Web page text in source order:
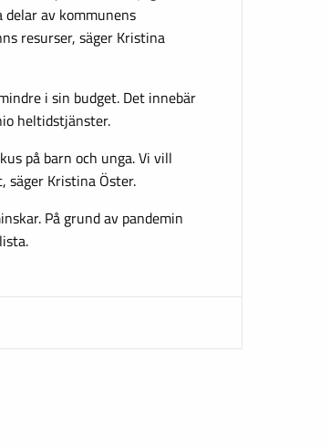
av kommunens
resurser, säger Kristina
i sin budget. Det innebär
heltidstjänster.
på barn och unga. Vi vill
Kristina Öster.
På grund av pandemin